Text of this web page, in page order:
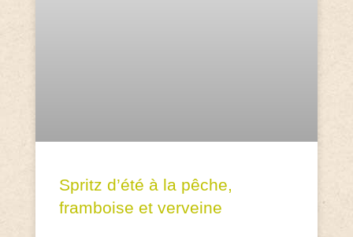
Spritz d’été à la pêche,
framboise et verveine